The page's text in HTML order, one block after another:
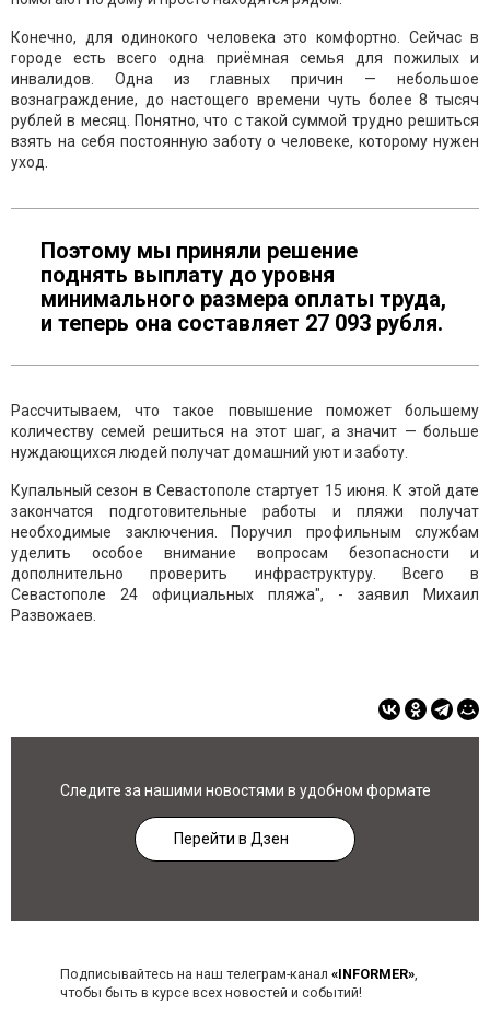
Конечно, для одинокого человека это комфортно. Сейчас в
городе есть всего одна приёмная семья для пожилых и
инвалидов. Одна из главных причин — небольшое
вознаграждение, до настощего времени чуть более 8 тысяч
рублей в месяц. Понятно, что с такой суммой трудно решиться
взять на себя постоянную заботу о человеке, которому нужен
уход.
Поэтому мы приняли решение
поднять выплату до уровня
минимального размера оплаты труда,
и теперь она составляет 27 093 рубля.
Рассчитываем, что такое повышение поможет большему
количеству семей решиться на этот шаг, а значит — больше
нуждающихся людей получат домашний уют и заботу.
Купальный сезон в Севастополе стартует 15 июня. К этой дате
закончатся подготовительные работы и пляжи получат
необходимые заключения. Поручил профильным службам
уделить особое внимание вопросам безопасности и
дополнительно проверить инфраструктуру. Всего в
Севастополе 24 официальных пляжа", - заявил Михаил
Развожаев.
Следите за нашими новостями в удобном формате
Перейти в Дзен
Подписывайтесь на наш телеграм-канал «INFORMER»,
чтобы быть в курсе всех новостей и событий!